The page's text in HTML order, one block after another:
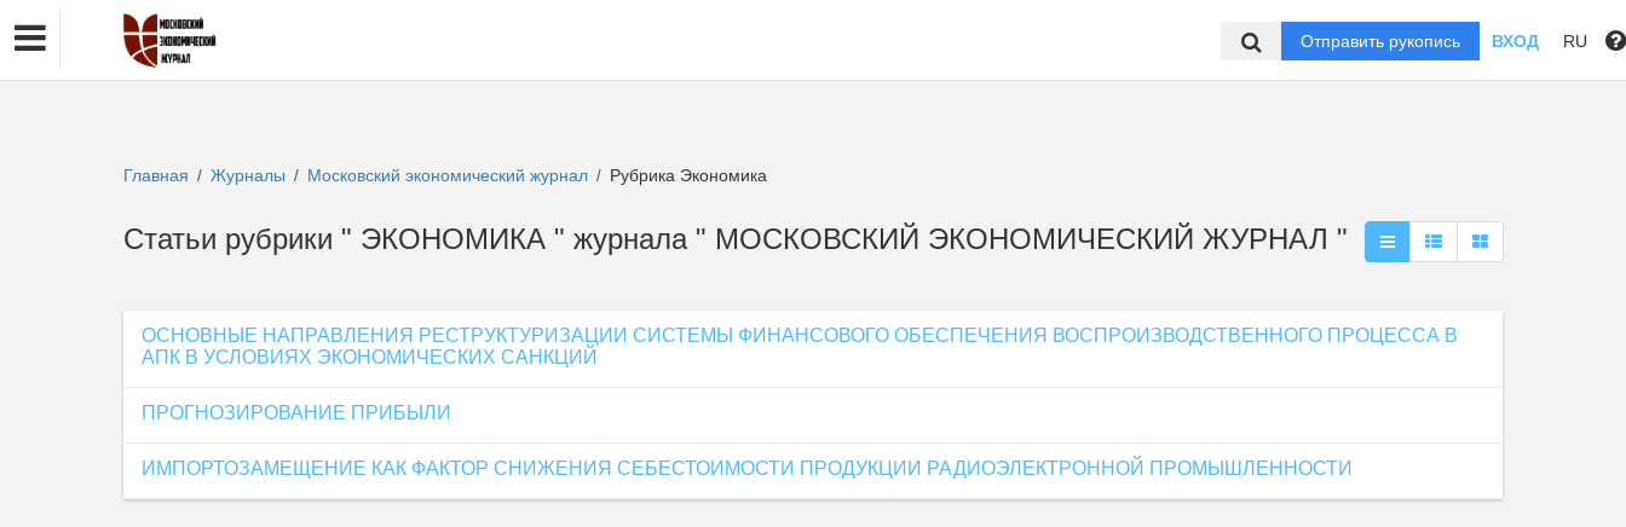
Отправить рукопись ВХОД RU
Главная / Журналы / Московский экономический журнал / Рубрика Экономика
Статьи рубрики " ЭКОНОМИКА " журнала " МОСКОВСКИЙ ЭКОНОМИЧЕСКИЙ ЖУРНАЛ "
ОСНОВНЫЕ НАПРАВЛЕНИЯ РЕСТРУКТУРИЗАЦИИ СИСТЕМЫ ФИНАНСОВОГО ОБЕСПЕЧЕНИЯ ВОСПРОИЗВОДСТВЕННОГО ПРОЦЕССА В
АПК В УСЛОВИЯХ ЭКОНОМИЧЕСКИХ САНКЦИЙ
ПРОГНОЗИРОВАНИЕ ПРИБЫЛИ
ИМПОРТОЗАМЕЩЕНИЕ КАК ФАКТОР СНИЖЕНИЯ СЕБЕСТОИМОСТИ ПРОДУКЦИИ РАДИОЭЛЕКТРОННОЙ ПРОМЫШЛЕННОСТИ